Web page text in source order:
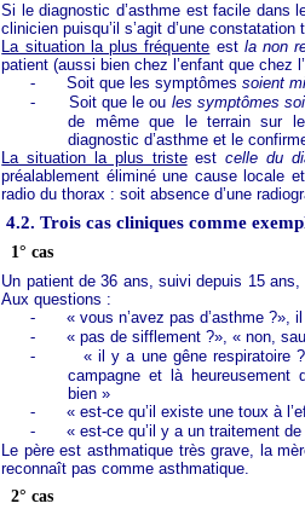
Si le diagnostic d’asthme est facile dans
clinicien puisqu’il s’agit d’une
La situation la plus fréquente est la non
patient (aussi bien chez l’enfant que chez
-
Soit que les symptômessoient
-
Soit que le ou les symptômes
de même que le terrain sur
diagnostic d’asthme et le
La situation la plus tristeestcelle du
préalablement éliminé une cause locale
radio du thorax : soit absence d’une
4.2. Trois cas cliniques comme
1° cas
Un patient de 36 ans, suivi depuis 15
Aux questions :
-
« vous n’avez pas d’asthme ?»,
-
« pas de sifflement ?», « non,
-
« il y a une gêne respiratoire
campagne et là heureusement
bien »
-
« est-ce qu’il existe une toux à
-
« est-ce qu’il y a un traitement
Le père est asthmatique très grave, la
reconnaît pas comme asthmatique.
2° cas